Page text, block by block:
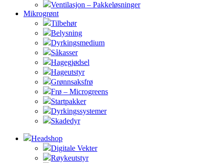
Ventilasjon – Pakkeløsninger
Mikrogrønt
Tilbehør
Belysning
Dyrkingsmedium
Såkasser
Hagegjødsel
Hageutstyr
Grønnsaksfrø
Frø – Microgreens
Startpakker
Dyrkingssystemer
Skadedyr
Headshop
Digitale Vekter
Røykeutstyr